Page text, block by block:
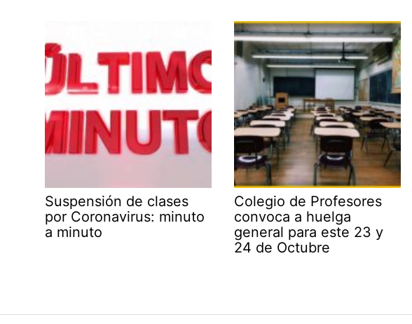
Suspensión de clases
por Coronavirus: minuto
a minuto
Colegio de Profesores
convoca a huelga
general para este 23 y
24 de Octubre